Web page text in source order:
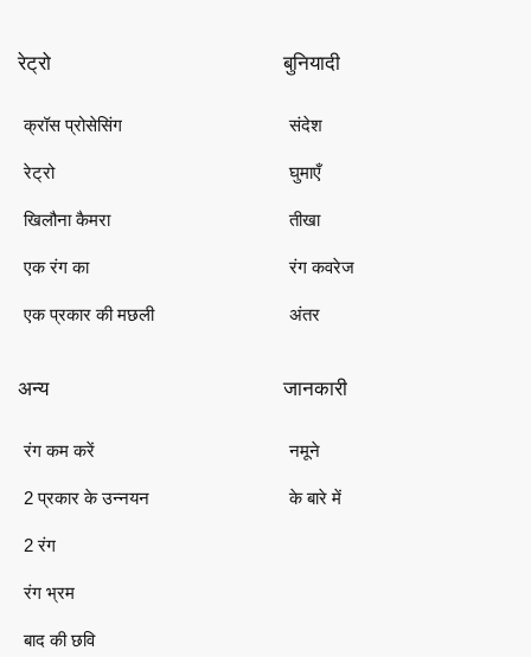
रेट्रो
क्रॉस प्रोसेसिंग
रेट्रो
खिलौना कैमरा
एक रंग का
एक प्रकार की मछली
बुनियादी
संदेश
घुमाएँ
तीखा
रंग कवरेज
अंतर
अन्य
रंग कम करें
2 प्रकार के उन्नयन
2 रंग
रंग भ्रम
बाद की छवि
जानकारी
नमूने
के बारे में